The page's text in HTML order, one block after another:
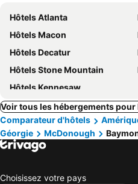
Hôtels Atlanta
Hôtels Macon
Hôtels Decatur
Hôtels Stone Mountain
Hôtels Kennesaw
Voir tous les hébergements
Comparateur d'hôtels
Géorgie
McDonough
Choisissez votre pays